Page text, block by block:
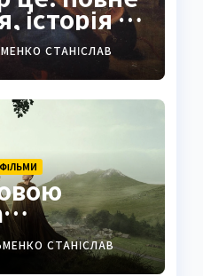
історія та
СТАНІСЛАВ
ФІЛЬМИ
СТАНІСЛАВ